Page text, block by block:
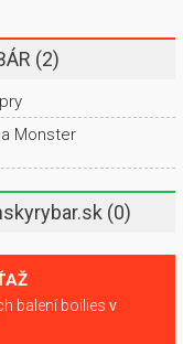
(2)
Monster
(0)
balení boilies v